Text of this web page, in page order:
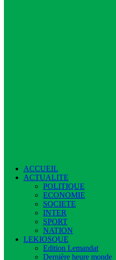
ACCUEIL
ACTUALITE
POLITIQUE
ECONOMIE
SOCIETE
INTER
SPORT
NATION
LEKIOSQUE
Edition Lemandat
Dernière heure monde